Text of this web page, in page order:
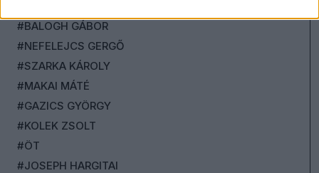
#BALOGH GÁBOR
#NEFELEJCS GERGŐ
#SZARKA KÁROLY
#MAKAI MÁTÉ
#GAZICS GYÖRGY
#KOLEK ZSOLT
#ÖT
#JOSEPH HARGITAI